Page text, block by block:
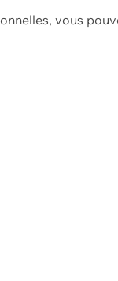
vous